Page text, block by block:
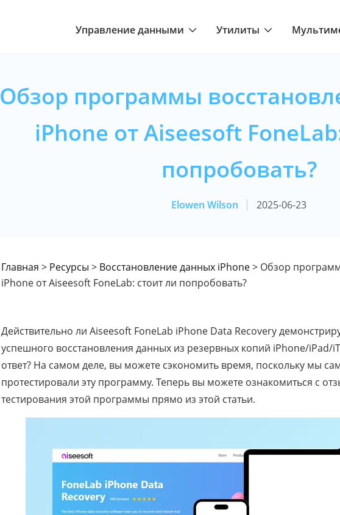
Управление данными Утилиты
Обзор программы
iPhone от Aiseesoft
попробовать?
Elowen Wilson 2025-06-23
Главная > Ресурсы > Восстановление данных iPhone> Обзор
iPhone от Aiseesoft FoneLab: стоит ли попробовать?
Действительно ли Aiseesoft FoneLab iPhone Data Recovery
успешного восстановления данных из резервных копий iPhone/iPad/
ответ? На самом деле, вы можете сэкономить время, поскольку мы
протестировали эту программу. Теперь вы можете ознакомиться с
тестирования этой программы прямо из этой статьи.